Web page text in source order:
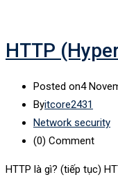
HTTP
Posted on4
Byitcore2431
Network security
(0) Comment
HTTP là gì? (tiếp tục)